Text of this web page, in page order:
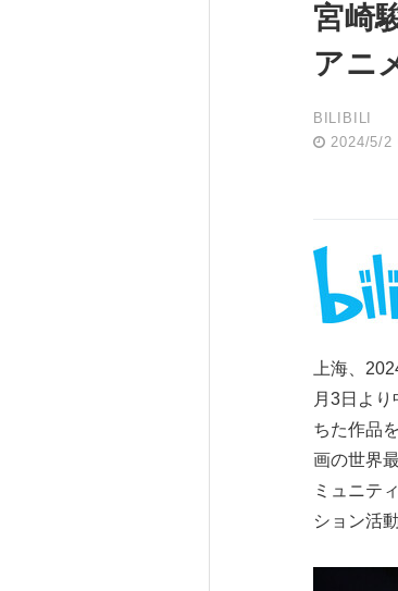
宮崎
アニ
BILIBILI
2024/5/2
上海、
月3日よ
ちた作品
画の世界
ミュニテ
ション活